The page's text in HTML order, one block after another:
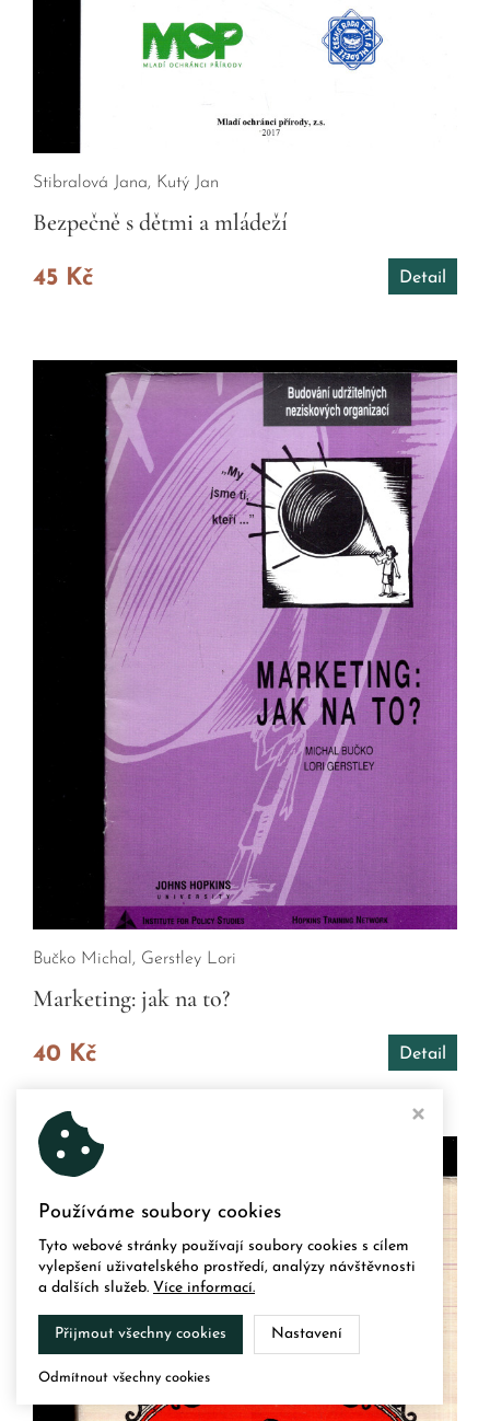
Stibralová Jana, Kutý Jan
Bezpečně s dětmi a mládeží
45 Kč Detail
Bučko Michal, Gerstley Lori
Marketing: jak na to?
40 Kč Detail
Používáme soubory cookies
Tyto webové stránky používají soubory cookies s cílem
vylepšení uživatelského prostředí, analýzy návštěvnosti
a dalších služeb. Více informací.
Přijmout všechny cookies Nastavení
Odmítnout všechny cookies